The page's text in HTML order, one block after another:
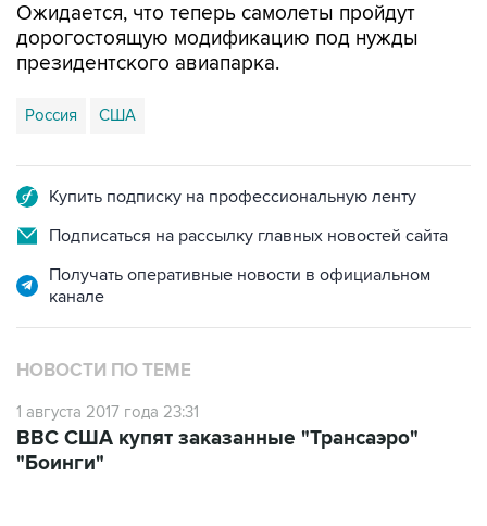
Ожидается, что теперь самолеты пройдут
дорогостоящую модификацию под нужды
президентского авиапарка.
Россия США
Купить подписку на профессиональную ленту
Подписаться на рассылку главных новостей сайта
Получать оперативные новости в официальном
канале
НОВОСТИ ПО ТЕМЕ
1 августа 2017 года 23:31
ВВС США купят заказанные "Трансаэро"
"Боинги"